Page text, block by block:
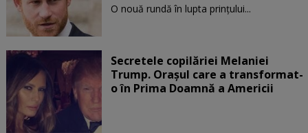
O nouă rundă în lupta prinţului...
Secretele copilăriei Melaniei
Trump. Orașul care a transformat-
o în Prima Doamnă a Americii